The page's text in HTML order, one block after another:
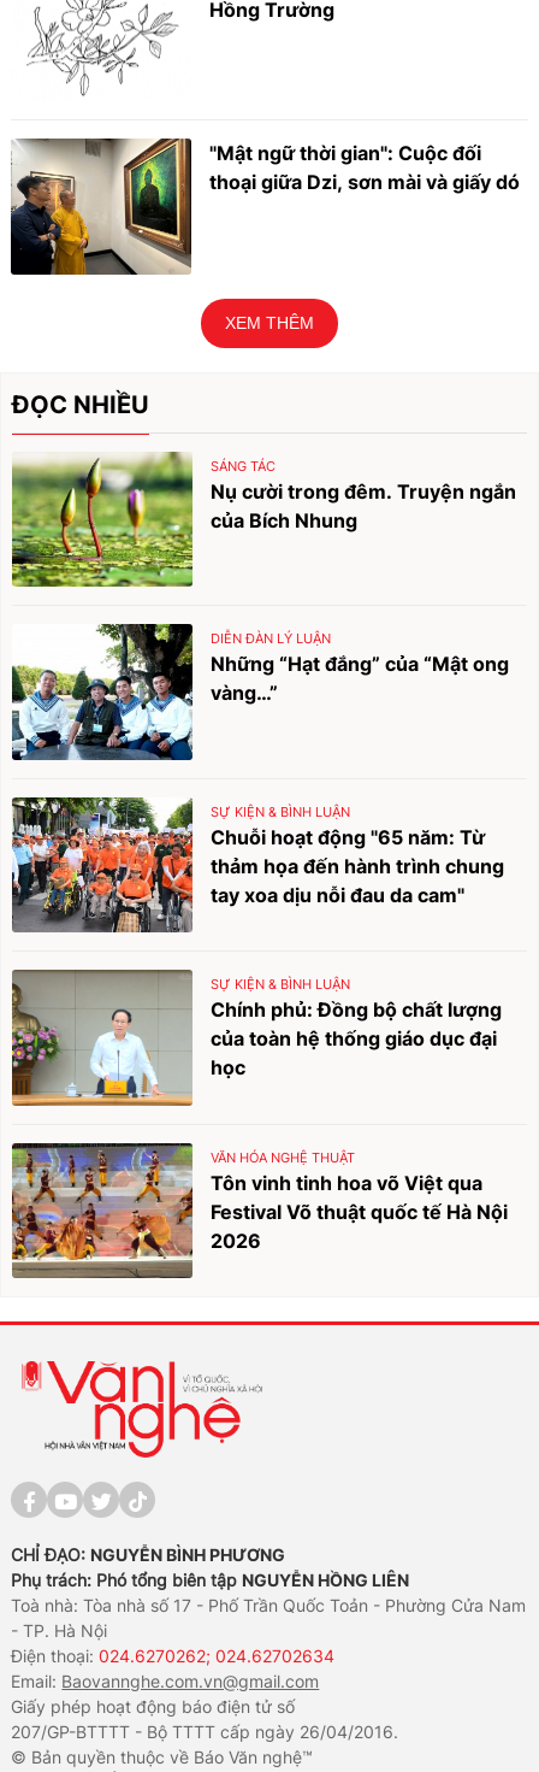
Hồng Trường
"Mật ngữ thời gian": Cuộc đối
thoại giữa Dzi, sơn mài và giấy dó
XEM THÊM
ĐỌC NHIỀU
SÁNG TÁC
Nụ cười trong đêm. Truyện ngắn
của Bích Nhung
DIỄN ĐÀN LÝ LUẬN
Những “Hạt đắng” của “Mật ong
vàng…”
SỰ KIỆN & BÌNH LUẬN
Chuỗi hoạt động "65 năm: Từ
thảm họa đến hành trình chung
tay xoa dịu nỗi đau da cam"
SỰ KIỆN & BÌNH LUẬN
Chính phủ: Đồng bộ chất lượng
của toàn hệ thống giáo dục đại
học
VĂN HÓA NGHỆ THUẬT
Tôn vinh tinh hoa võ Việt qua
Festival Võ thuật quốc tế Hà Nội
2026
CHỈ ĐẠO: NGUYỄN BÌNH PHƯƠNG
Phụ trách: Phó tổng biên tập NGUYỄN HỒNG LIÊN
Toà nhà: Tòa nhà số 17 - Phố Trần Quốc Toản - Phường Cửa Nam
- TP. Hà Nội
Điện thoại:024.6270262; 024.62702634
Email: Baovannghe.com.vn@gmail.com
Giấy phép hoạt động báo điện tử số
207/GP-BTTTT - Bộ TTTT cấp ngày 26/04/2016.
© Bản quyền thuộc về Báo Văn nghệ™